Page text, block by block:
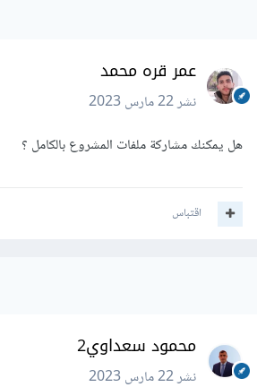
عمر قره محمد
نشر22 مارس 2023
هل يمكنك مشاركة ملفات المشروع بالكامل ؟
اقتباس
محمود سعداوي2
نشر22 مارس 2023